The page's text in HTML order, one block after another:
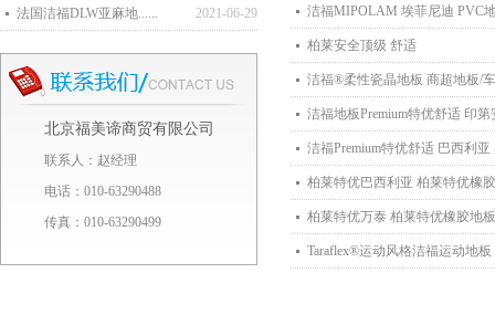
法国洁福DLW亚麻地...... 2021-06-29
北京福美谛商贸有限公司
联系人：赵经理
电话：010-63290488
传真：010-63290499
洁福MIPOLAM 埃菲尼迪 PVC
柏莱安全顶级 舒适
洁福®柔性瓷晶地板 商超地板/
洁福地板Premium特优舒适 印
洁福Premium特优舒适 巴西利
柏莱特优巴西利亚 柏莱特优橡
柏莱特优万泰 柏莱特优橡胶地
Taraflex®运动风格洁福运动地